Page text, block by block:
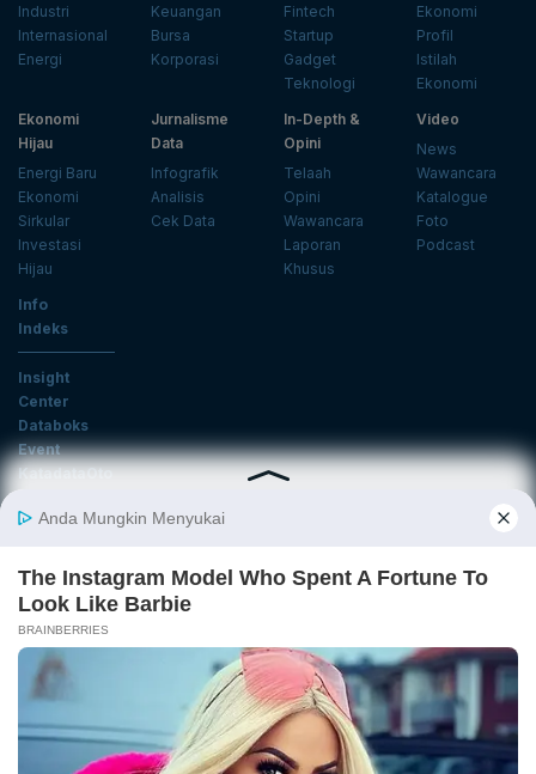
Industri
Internasional
Energi
Keuangan
Bursa
Korporasi
Fintech
Startup
Gadget
Teknologi
Ekonomi
Profil
Istilah
Ekonomi
Ekonomi
Hijau
Energi Baru
Ekonomi
Sirkular
Investasi
Hijau
Jurnalisme
Data
Infografik
Analisis
Cek Data
In-Depth &
Opini
Telaah
Opini
Wawancara
Laporan
Khusus
Video
News
Wawancara
Katalogue
Foto
Podcast
Info
Indeks
Insight
Center
Databoks
Event
KatadataOto
Email
Daftar
Tentang Katadata Advertising
Pedoman Media Siber
Kebijakan Privasi
Disclaimer Hubungi Kami